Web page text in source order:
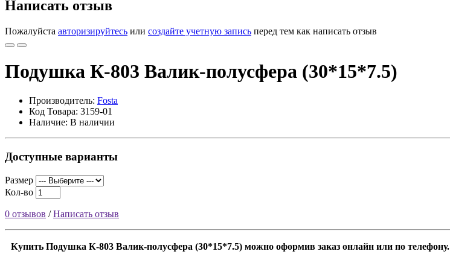
Написать отзыв
Пожалуйста авторизируйтесь или создайте учетную запись перед тем как написать отзыв
Подушка К-803 Валик-полусфера (30*15*7.5)
Производитель: Fosta
Код Товара: 3159-01
Наличие: В наличии
Доступные варианты
Размер
Кол-во
0 отзывов /Написать отзыв
Купить Подушка К-803 Валик-полусфера (30*15*7.5) можно оформив заказ онлайн или по телефону.